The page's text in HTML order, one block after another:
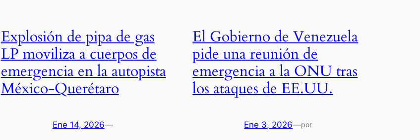
Explosión de pipa de gas
LP moviliza a cuerpos de
emergencia en la autopista
México-Querétaro
Ene 14, 2026—
El Gobierno de Venezuela
pide una reunión de
emergencia a la ONU tras
los ataques de EE.UU.
Ene 3, 2026—por